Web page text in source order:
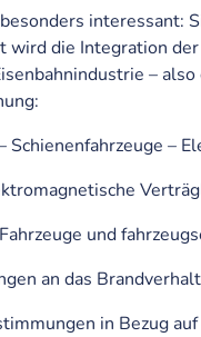
die Integration
–
–
und
an das
in Bezug